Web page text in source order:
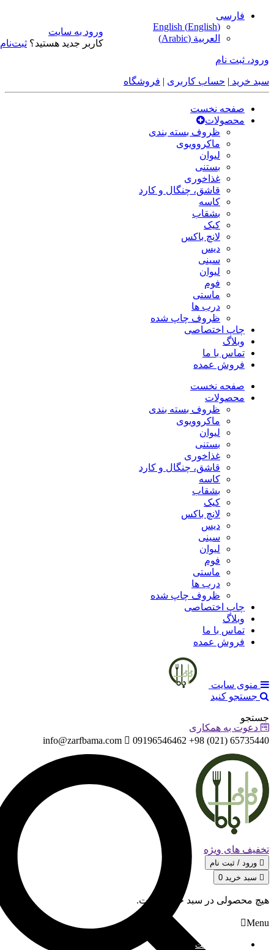
فارسی
English (English)
العربية (
Arabic
)
ورود، ثبت نام
سبد خرید | حساب کاربری | فروشگاه
صفحه نخست
محصولات
ظروف بسته بندی
ماکروویوی
لیوان
بستنی
غذاخوری
قاشق، چنگال و کارد
کاسه
بشقاب
کیک
لانچ باکس
دیس
سینی
لیوان
فوم
ماستی
درب ها
ظروف چاپ شده
چاپ اختصاصی
وبلاگ
تماس با ما
فروش عمده
صفحه نخست
محصولات
ظروف بسته بندی
ماکروویوی
لیوان
بستنی
غذاخوری
قاشق، چنگال و کارد
کاسه
بشقاب
کیک
لانچ باکس
دیس
سینی
لیوان
فوم
ماستی
درب ها
ظروف چاپ شده
چاپ اختصاصی
وبلاگ
تماس با ما
فروش عمده
منوی سایت
جستجو کنید
جستجو
دعوت به همکاری
65735440 (021) 98+ 09196546462
info@zarfbama.com
تخفیف های ویژه
ورود به سایت
کاربر جدید هستید؟ ثبت‌نام
سبد خرید 0
هیچ محصولی در سبد خرید نیست.
Menu
صفحه نخست